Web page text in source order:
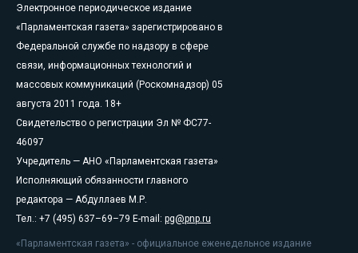
Электронное периодическое издание
«Парламентская газета» зарегистрировано в
Федеральной службе по надзору в сфере
связи, информационных технологий и
массовых коммуникаций (Роскомнадзор) 05
августа 2011 года. 18+
Свидетельство о регистрации Эл № ФС77-
46097
Учредитель — АНО «Парламентская газета»
Исполняющий обязанности главного
редактора — Абдуллаев М.Р.
Тел.: +7 (495) 637–69–79 E-mail: pg@pnp.ru
«Парламентская газета» - официальное еженедельное издание